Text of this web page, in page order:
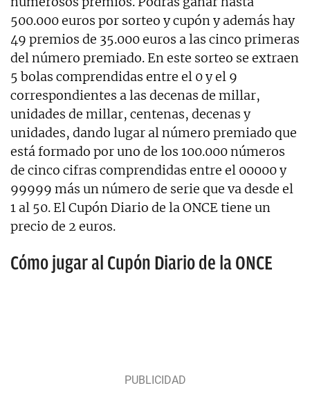
500.000 euros por sorteo y cupón y además hay
49 premios de 35.000 euros a las cinco primeras
del número premiado. En este sorteo se extraen
5 bolas comprendidas entre el 0 y el 9
correspondientes a las decenas de millar,
unidades de millar, centenas, decenas y
unidades, dando lugar al número premiado que
está formado por uno de los 100.000 números
de cinco cifras comprendidas entre el 00000 y
99999 más un número de serie que va desde el
1 al 50. El Cupón Diario de la ONCE tiene un
precio de 2 euros.
Cómo jugar al Cupón Diario de la ONCE